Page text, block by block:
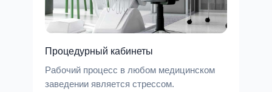
Рабочий процесс в любом медицинском
заведении является стрессом.
Процедурный кабинеты